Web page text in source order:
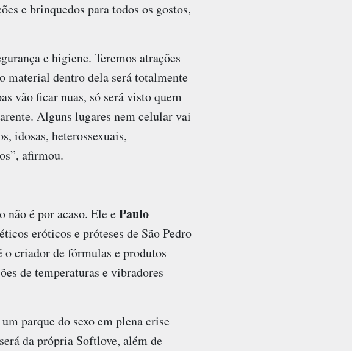
e brinquedos para todos os gostos,
e higiene. Teremos atrações
material dentro dela será totalmente
vão ficar nuas, só será visto quem
Alguns lugares nem celular vai
idosas, heterossexuais,
afirmou.
é por acaso. Ele ePaulo
eróticos e próteses de São Pedro
o criador de fórmulas e produtos
de temperaturas e vibradores
parque do sexo em plena crise
da própria Softlove, além de